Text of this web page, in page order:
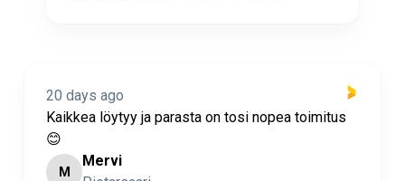
20 days ago
Nopea toimitus ja super asiakaspalvelua 🩷